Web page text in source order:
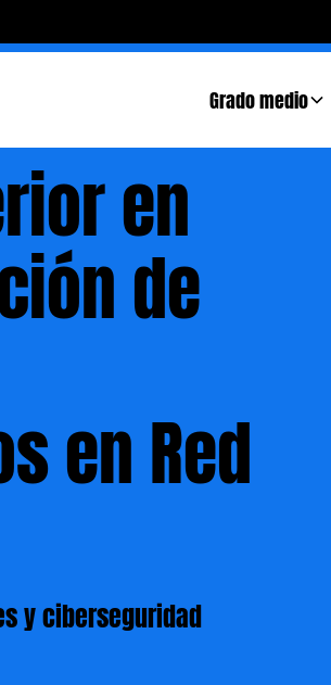
Grado medio
en
de
en Red
y ciberseguridad